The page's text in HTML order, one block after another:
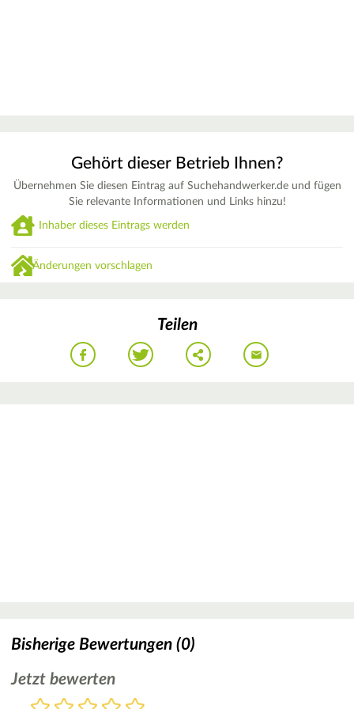
Gehört dieser Betrieb Ihnen?
Übernehmen Sie diesen Eintrag auf Suchehandwerker.de und fügen
Sie relevante Informationen und Links hinzu!
Inhaber dieses Eintrags werden
Änderungen vorschlagen
Teilen
Bisherige Bewertungen (0)
Jetzt bewerten
5
4
3
2
1